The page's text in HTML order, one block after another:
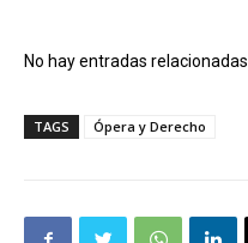
No hay entradas relacionadas
TAGS Ópera y Derecho